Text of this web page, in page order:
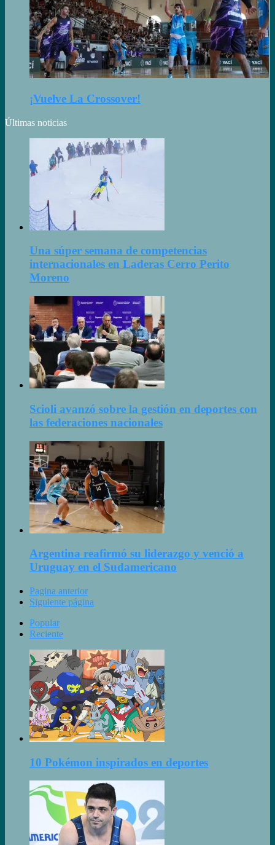
¡Vuelve La Crossover!
Últimas noticias
Una súper semana de competencias
internacionales en Laderas Cerro Perito
Moreno
Scioli avanzó sobre la gestión en deportes con
las federaciones nacionales
Argentina reafirmó su liderazgo y venció a
Uruguay en el Sudamericano
Pagina anterior
Siguiente página
Popular
Reciente
10 Pokémon inspirados en deportes